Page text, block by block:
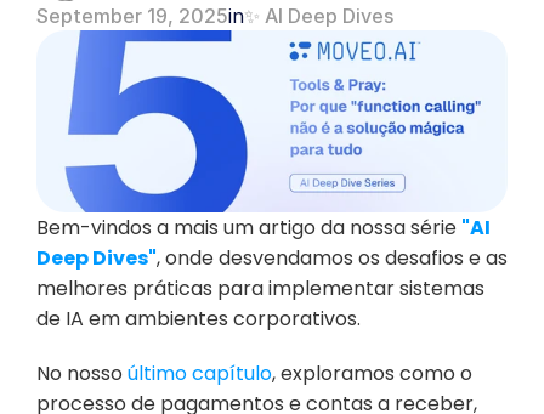
September 19, 2025in✨ AI Deep Dives
Bem-vindos a mais um artigo da nossa série "AI
Deep Dives", onde desvendamos os desafios e as
melhores práticas para implementar sistemas
de IA em ambientes corporativos.
No nosso último capítulo, exploramos como o
processo de pagamentos e contas a receber,